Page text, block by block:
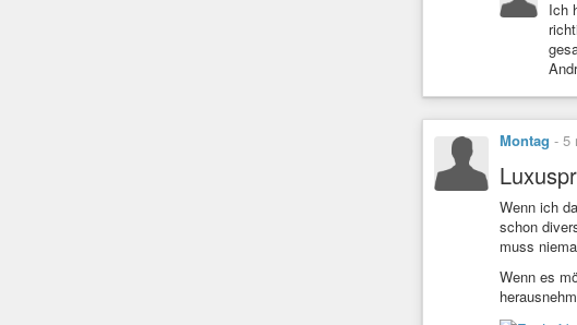
Ich
Montag - 5
Wenn ich
schon
muss
Wenn es